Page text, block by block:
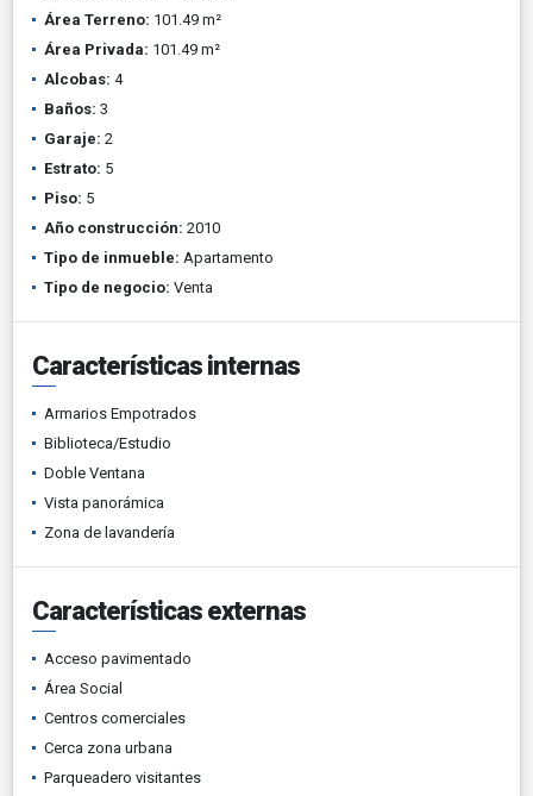
Área Terreno: 101.49 m²
Área Privada: 101.49 m²
Alcobas: 4
Baños: 3
Garaje: 2
Estrato: 5
Piso: 5
Año construcción: 2010
Tipo de inmueble: Apartamento
Tipo de negocio: Venta
Características internas
Armarios Empotrados
Biblioteca/Estudio
Doble Ventana
Vista panorámica
Zona de lavandería
Características externas
Acceso pavimentado
Área Social
Centros comerciales
Cerca zona urbana
Parqueadero visitantes